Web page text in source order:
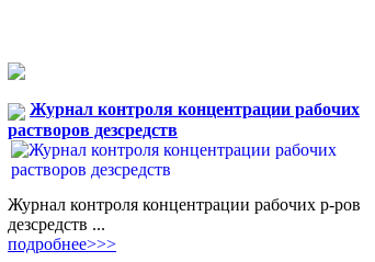
Журнал контроля концентрации рабочих
растворов дезсредств
Журнал контроля концентрации рабочих р-ров
дезсредств ...
подробнее>>>